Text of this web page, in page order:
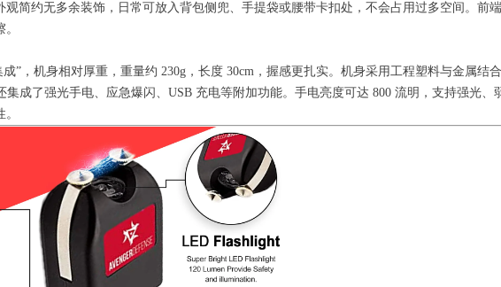
简约无多余装饰，日常可放入背包侧兜、手提袋或腰带卡扣处，不会占用过多空间。前
”，机身相对厚重，重量约 230g，长度 30cm，握感更扎实。机身采用工程塑料与金属结
集成了强光手电、应急爆闪、USB 充电等附加功能。手电亮度可达 800 流明，支持强光